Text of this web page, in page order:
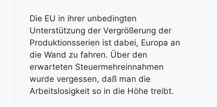
Die EU in ihrer unbedingten
Unterstützung der Vergrößerung der
Produktionsserien ist dabei, Europa an
die Wand zu fahren. Über den
erwarteten Steuermehreinnahmen
wurde vergessen, daß man die
Arbeitslosigkeit so in die Höhe treibt.